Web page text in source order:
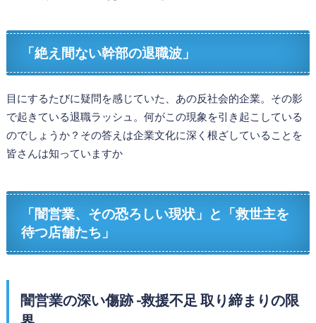
「絶え間ない幹部の退職波」
目にするたびに疑問を感じていた、あの反社会的企業。その影
で起きている退職ラッシュ。何がこの現象を引き起こしている
のでしょうか？その答えは企業文化に深く根ざしていることを
皆さんは知っていますか
「闇営業、その恐ろしい現状」と「救世主を
待つ店舗たち」
闇営業の深い傷跡 -救援不足 取り締まりの限